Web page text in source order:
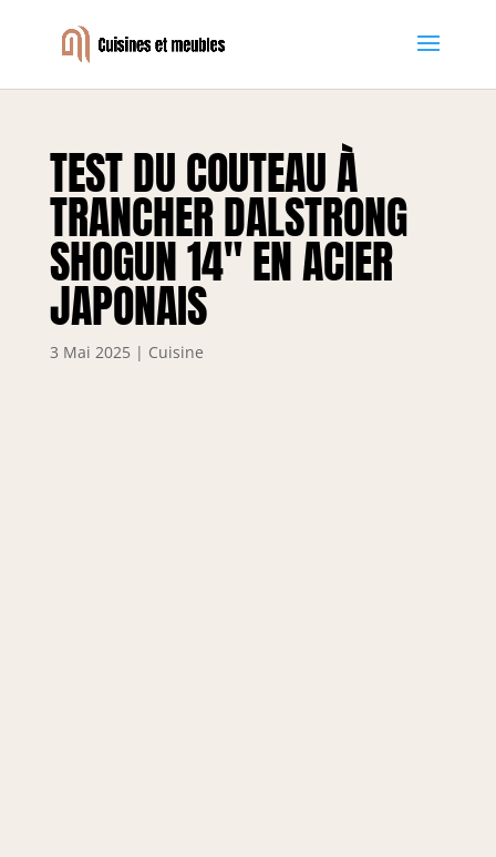
TEST DU COUTEAU À
TRANCHER DALSTRONG
SHOGUN 14″ EN ACIER
JAPONAIS
3 Mai 2025 | Cuisine